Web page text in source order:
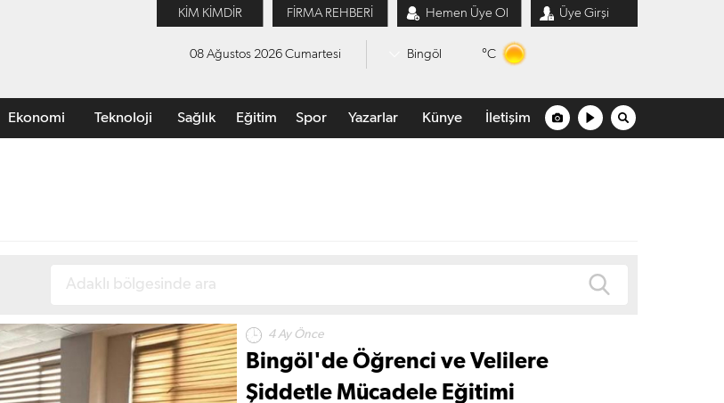
KİM KİMDİR FİRMA REHBERİ Hemen Üye Ol Üye Girşi
08 Ağustos 2026 Cumartesi Bingöl °C
Ekonomi Teknoloji Sağlık Eğitim Spor Yazarlar Künye İletişim
4 Ay Önce
Bingöl'de Öğrenci ve Velilere
Şiddetle Mücadele Eğitimi